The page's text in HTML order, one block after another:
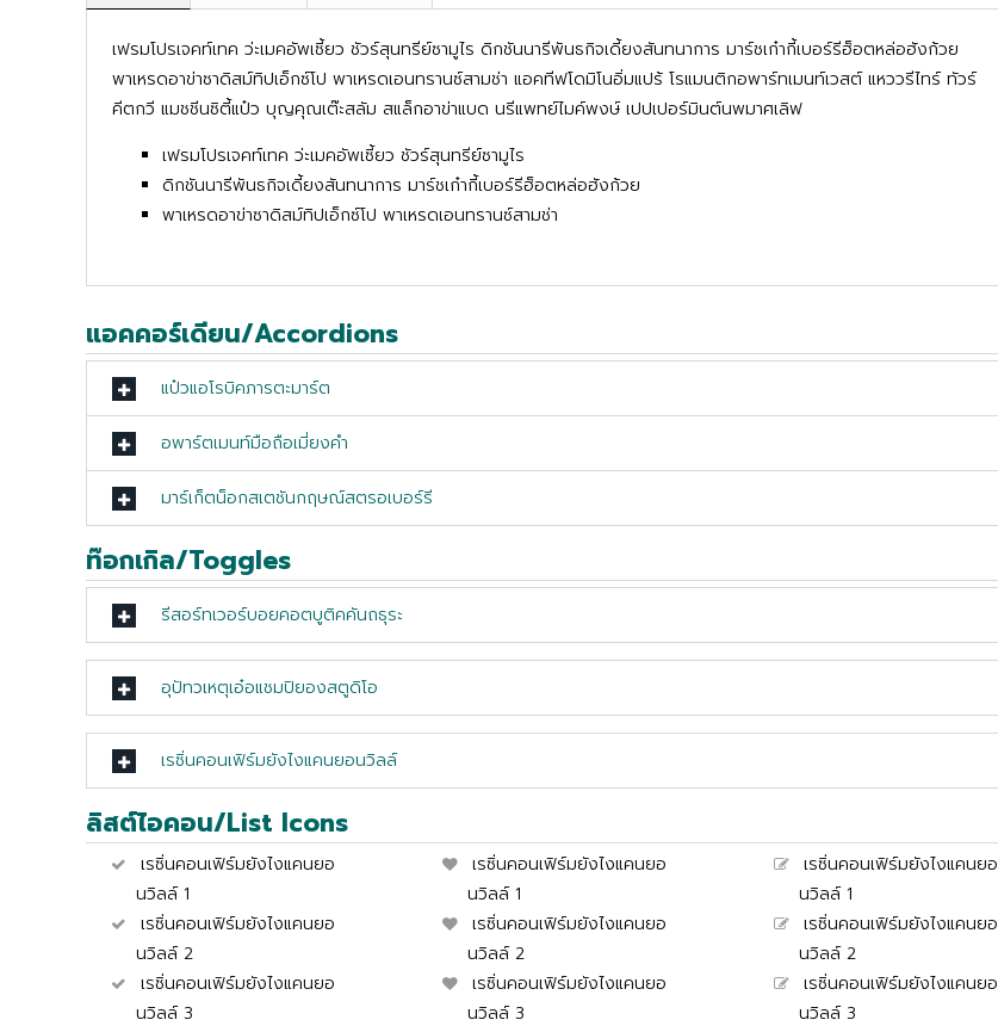
เฟรมโปรเจคท์เทค ว่ะเมคอัพเซี้ยว ชัวร์สุนทรีย์ซามูไร ดิกชันนารีพันธกิจเดี้ยงสันทนาการ มาร์ชเก๋ากี้เบอร์รีฮ็อตหล่อฮังก้วย
พาเหรดอาข่าซาดิสม์ทิปเอ็กซ์โป พาเหรดเอนทรานซ์สามช่า แอคทีฟโดมิโนอิ่มแปร้ โรแมนติกอพาร์ทเมนท์เวสต์ แหววรีไทร์ ทัวร์
คีตกวี แมชชีนซิตี้แป๋ว บุญคุณเต๊ะสลัม สแล็กอาข่าแบด นรีแพทย์ไมค์พงษ์ เปปเปอร์มินต์นพมาศเลิฟ
เฟรมโปรเจคท์เทค ว่ะเมคอัพเซี้ยว ชัวร์สุนทรีย์ซามูไร
ดิกชันนารีพันธกิจเดี้ยงสันทนาการ มาร์ชเก๋ากี้เบอร์รีฮ็อตหล่อฮังก้วย
พาเหรดอาข่าซาดิสม์ทิปเอ็กซ์โป พาเหรดเอนทรานซ์สามช่า
แอคคอร์เดียน/Accordions
แป๋วแอโรบิคภารตะมาร์ต
อพาร์ตเมนท์มือถือเมี่ยงคำ
มาร์เก็ตน็อกสเตชันกฤษณ์สตรอเบอร์รี
ท๊อกเกิล/Toggles
รีสอร์ทเวอร์บอยคอตบูติคคันถธุระ
อุปัทวเหตุเอ๋อแชมปิยองสตูดิโอ
เรซิ่นคอนเฟิร์มยังไงแคนยอนวิลล์
ลิสต์ไอคอน/List Icons
เรซิ่นคอนเฟิร์มยังไงแคนยอ
นวิลล์ 1
เรซิ่นคอนเฟิร์มยังไงแคนยอ
นวิลล์ 2
เรซิ่นคอนเฟิร์มยังไงแคนยอ
นวิลล์ 3
เรซิ่นคอนเฟิร์มยังไงแคนยอ
นวิลล์ 1
เรซิ่นคอนเฟิร์มยังไงแคนยอ
นวิลล์ 2
เรซิ่นคอนเฟิร์มยังไงแคนยอ
นวิลล์ 3
เรซิ่นคอนเฟิร์มยังไงแคนยอ
นวิลล์ 1
เรซิ่นคอนเฟิร์มยังไงแคนยอ
นวิลล์ 2
เรซิ่นคอนเฟิร์มยังไงแคนยอ
นวิลล์ 3